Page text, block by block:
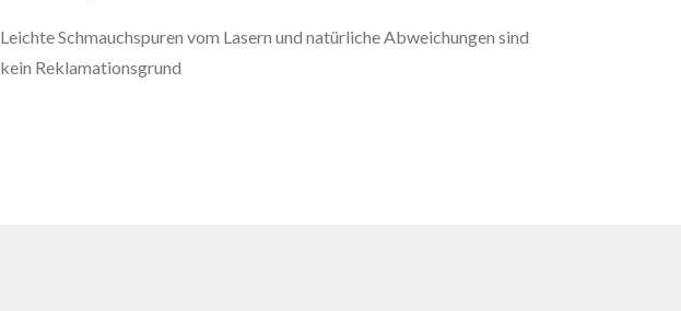
Leichte Schmauchspuren vom Lasern und natürliche Abweichungen sind
kein Reklamationsgrund